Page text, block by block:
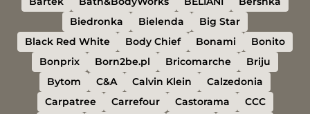
Biedronka
Bielenda
Big Star
Black Red White
Body Chief Bonami
Bonito
Bonprix
Born2be.pl Bricomarche
Briju
Bytom
C&A Calvin Klein
Calzedonia
Carpatree
Carrefour Castorama CCC